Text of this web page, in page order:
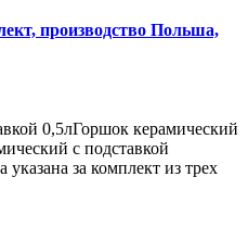
производство Польша,
0,5лГоршок керамический
с подставкой
за комплект из трех